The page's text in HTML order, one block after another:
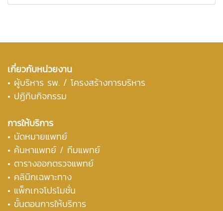
เกี่ยวกับหน่วยงาน
• ผู้บริหาร รพ. / โครงสร้างการบริหาร
• ปฏิทินกิจกรรม
การให้บริการ
• นัดหมายแพทย์
• ค้นหาแพทย์ / ทีมแพทย์
• ตารางออกตรวจแพทย์
• คลินิกเฉพาะทาง
• แพ็กเกจโปรโมชั่น
• ขั้นตอนการให้บริการ